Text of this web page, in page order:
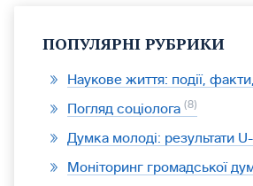
ПОПУЛЯРНІ РУБРИКИ
Наукове життя: події,
Погляд соціолога 8
Думка молоді: результати
Моніторинг громадської